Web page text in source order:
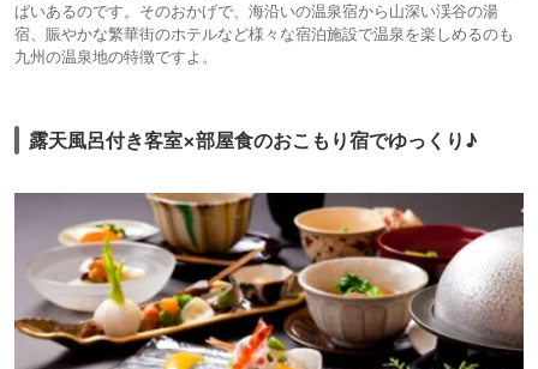
ぱいあるのです。そのおかげで、海沿いの温泉宿から山深い渓谷の湯
宿、賑やかな繁華街のホテルなど様々な宿泊施設で温泉を楽しめるのも
九州の温泉地の特徴ですよ。
露天風呂付き客室×部屋食のおこもり宿でゆっくり♪